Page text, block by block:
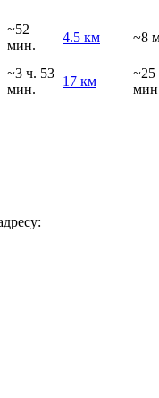
~52
мин.
4.5 км ~8
~3 ч. 53
мин.
17 км
~25